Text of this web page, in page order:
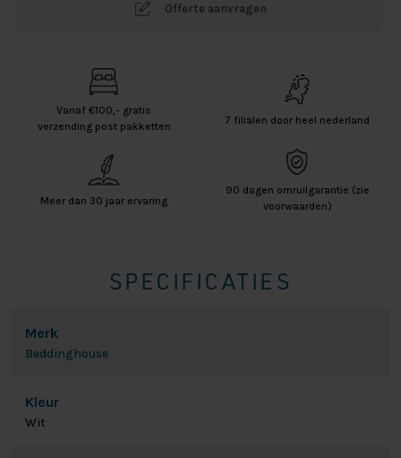
Offerte aanvragen
Vanaf €100,- gratis
verzending post pakketten
7 filialen door heel nederland
Meer dan 30 jaar ervaring
90 dagen omruilgarantie (zie
voorwaarden)
SPECIFICATIES
Merk
Beddinghouse
Kleur
Wit